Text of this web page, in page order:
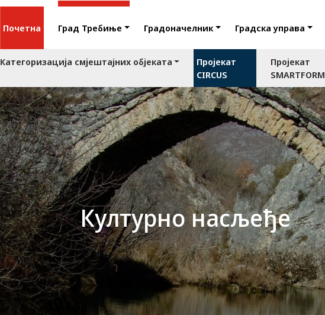
Почетна Град Требиње Градоначелник Градска управа
Категоризација смјештајних објеката
Пројекат
CIRCUS
Пројекат
SMARTFORM
Културно насљеђе